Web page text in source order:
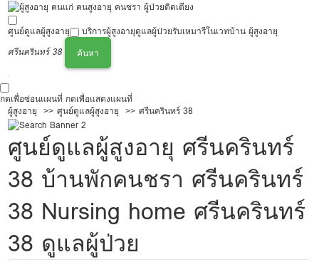
ศูนย์ดูแลผู้สูงอายุ บริการผู้สูงอายุดูแลผู้ป่วยรับเหมารีโนเวทบ้าน ผู้สูงอายุ
ศรีนครินทร์ 38
ค้นหา
กดเพื่อซ่อนแผนที่ กดเพื่อแสดงแผนที่
ผู้สูงอายุ
ศูนย์ดูแลผู้สูงอายุ ศรีนครินทร์ 38
ศูนย์ดูแลผู้สูงอายุ ศรีนครินทร์
38 บ้านพักคนชรา ศรีนครินทร์
38 Nursing home ศรีนครินทร์
38 ดูแลผู้ป่วย